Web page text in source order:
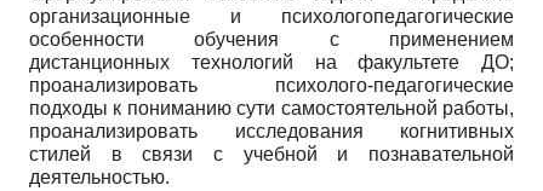
организационные и психолого­педагогические
особенности обучения с применением
дистанционных технологий на факультете ДО;
проанализировать психолого-педагогические
подходы к пониманию сути самостоятельной работы,
проанализировать исследования когнитивных
стилей в связи с учебной и познавательной
деятельностью.